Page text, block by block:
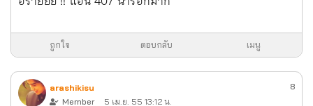
ถูกใจ ตอบกลับ เมนู
arashikisu
Member
5 เม.ย. 55 13:12 น.
8